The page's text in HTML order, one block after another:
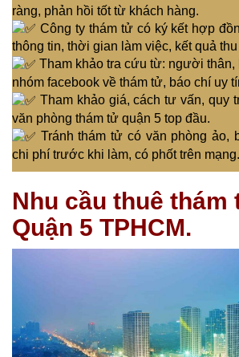
ràng, phản hồi tốt từ khách hàng.
Công ty thám tử có ký kết hợp
thông tin, thời gian làm việc, kết quả
Tham khảo tra cứu từ: người thân,
nhóm facebook về thám tử, báo chí uy
Tham khảo giá, cách tư vấn, quy
văn phòng thám tử quận 5 top đầu.
Tránh thám tử có văn phòng ảo,
chi phí trước khi làm, có phốt trên mạng.
Nhu cầu thuê thám
Quận 5 TPHCM.